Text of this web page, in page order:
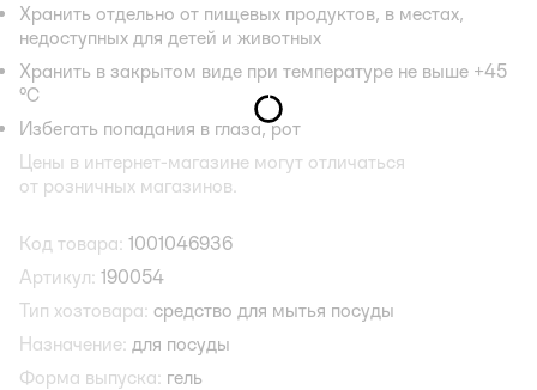
Хранить отдельно от пищевых продуктов, в местах,
недоступных для детей и животных
Хранить в закрытом виде при температуре не выше +45
°С
Избегать попадания в глаза, рот
Цены в интернет-магазине могут отличаться
от розничных магазинов.
Код товара: 1001046936
Артикул: 190054
Тип хозтовара: средство для мытья посуды
Назначение: для посуды
Форма выпуска: гель